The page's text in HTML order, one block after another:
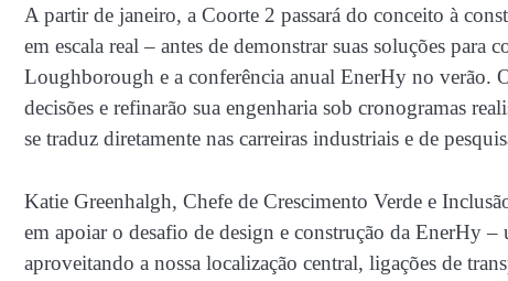
A partir de janeiro, a Coorte 2 passará do conceito à
em escala real – antes de demonstrar suas soluções
Loughborough e a conferência anual EnerHy no verão.
decisões e refinarão sua engenharia sob cronogramas
se traduz diretamente nas carreiras industriais e de
Katie Greenhalgh, Chefe de Crescimento Verde e
em apoiar o desafio de design e construção da EnerHy
aproveitando a nossa localização central, ligações de